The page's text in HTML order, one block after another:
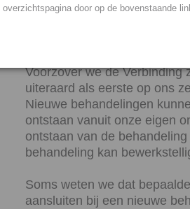
zijn gegaan waardoor een
Voorzover we de Verbinding
uiteraard als eerste op ons
Nieuwe behandelingen
ontstaan vanuit onze eigen
ontstaan van de
behandeling kan
Soms weten we dat
aansluiten bij een nieuwe
door op de bovenstaande